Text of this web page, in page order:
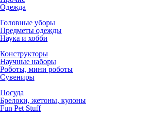
Одежда
Головные уборы
Предметы одежды
Наука и хобби
Конструкторы
Научные наборы
Роботы, мини роботы
Сувениры
Посуда
Брелоки, жетоны, кулоны
Fun Pet Stuff